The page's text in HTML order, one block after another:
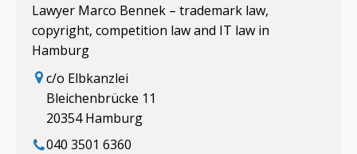
Lawyer Marco Bennek – trademark law,
copyright, competition law and IT law in
Hamburg
c/o Elbkanzlei
Bleichenbrücke 11
20354 Hamburg
040 3501 6360